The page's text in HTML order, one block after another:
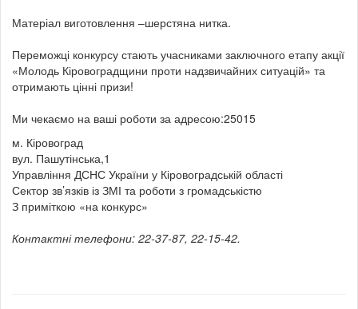
Матеріал виготовлення –шерстяна нитка.
Переможці конкурсу стають учасниками заключного етапу акції
«Молодь Кіровоградщини проти надзвичайних ситуацій» та
отримають цінні призи!
Ми чекаємо на ваші роботи за адресою:25015
м. Кіровоград
вул. Пашутінська,1
Управління ДСНС України у Кіровоградській області
Сектор зв’язків із ЗМІ та роботи з громадськістю
З приміткою «на конкурс»
Контактні телефони: 22-37-87, 22-15-42.